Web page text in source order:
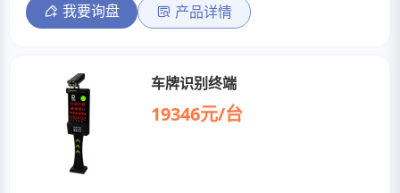
我要询盘 产品详情
车牌识别终端
19346元/台